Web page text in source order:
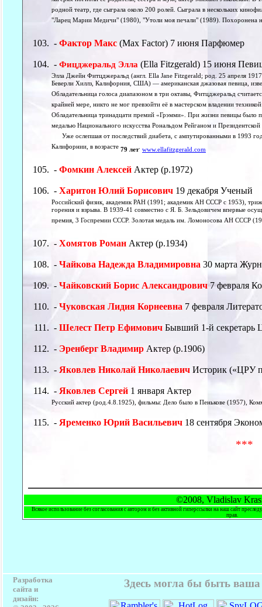
родной театр, где сыграла около 200 ролей. Сыграла в нескольких
"Ларец Марии Медичи" (1980), "Утоли моя печали" (1989). Похоронена
-Фактор Макс (Max Factor) 7 июня Парфюмер
-Фицджеральд Элла (Ella Fitzgerald) 15 июня
Элла Джейн Фитцджеральд (англ. Ella Jane Fitzgerald; род. 25 апреля
Беверли Хиллз, Калифорния, США) — американская джазовая певица,
Обладательница голоса диапазоном в три октавы, Фитцджеральд
крайней мере, никто не мог превзойти её в мастерском владении
Обладательница тринадцати премий «Грэмми». При жизни певицы было
медалью Национального искусства Рональдом Рейганом и
Уже ослепшая от последствий диабета, с ампутированными в 1993
Калифорнии, в возрасте79 лет.www.ellafitzgerald.com
-Фомкин Алексей Актер (р.1972)
-Харитон Юлий Борисович 19 декабря Ученый
Российский физик, академик РАН (1991; академик АН СССР с 1953),
горения и взрыва. В 1939-41 совместно с Я. Б. Зельдовичем впервые
премия, 3 Госпремии СССР. Золотая медаль им. Ломоносова АН СССР
-Хомятов Роман Актер (р.1934)
-Чайкова Надежда Владимировна 30 марта
-Чайковский Борис Александрович7 февраля
-Чуковская Лидия Корнеевна 7 февраля
-Шелест Петр Ефимович Бывший 1-й
- Эренберг Владимир Актер (р.1906)
- Яковлев Николай Николаевич Историк («ЦРУ
- Яковлев Сергей 1 января Актер
Русский актер (род.4.8.1925), фильмы: Дело было в Пенькове (1957),
- Яременко Юрий Васильевич 18 сентября
***
©2008, Vladislav
Всякое использование без согласования с автором и без активной гиперссылки на наш сайт
прав.
Разработка
сайта и
дизайн:
Здесь могла бы быть